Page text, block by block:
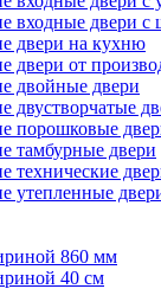
входные двери с
двери на кухню
двери от
двойные двери
двустворчатые
порошковые
тамбурные двери
технические
утепленные
860 мм
40 см